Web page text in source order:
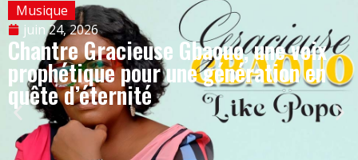
Musique
juin 24, 2026
Chantre Gracieuse Gbaouo, une voix
prophétique pour une génération en
quête d’éternité